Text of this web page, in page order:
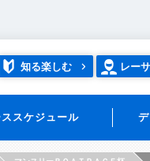
知る楽しむ レー
ススケジュール